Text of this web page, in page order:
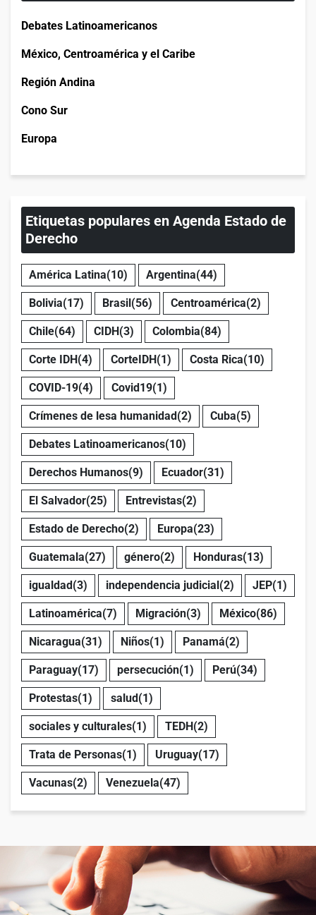
Debates Latinoamericanos
México, Centroamérica y el Caribe
Región Andina
Cono Sur
Europa
Etiquetas populares en Agenda Estado de
Derecho
América Latina(10) Argentina(44)
Bolivia(17) Brasil(56) Centroamérica(2)
Chile(64) CIDH(3) Colombia(84)
Corte IDH(4) CorteIDH(1) Costa Rica(10)
COVID-19(4) Covid19(1)
Crímenes de lesa humanidad(2) Cuba(5)
Debates Latinoamericanos(10)
Derechos Humanos(9) Ecuador(31)
El Salvador(25) Entrevistas(2)
Estado de Derecho(2) Europa(23)
Guatemala(27) género(2) Honduras(13)
igualdad(3) independencia judicial(2) JEP(1)
Latinoamérica(7) Migración(3) México(86)
Nicaragua(31) Niños(1) Panamá(2)
Paraguay(17) persecución(1) Perú(34)
Protestas(1) salud(1)
sociales y culturales(1) TEDH(2)
Trata de Personas(1) Uruguay(17)
Vacunas(2) Venezuela(47)